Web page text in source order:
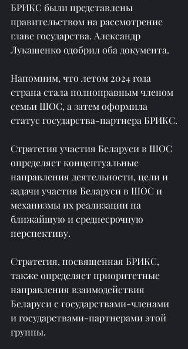
БРИКС были представлены
правительством на рассмотрение
главе государства. Александр
Лукашенко одобрил оба документа.
Напомним, что летом 2024 года
страна стала полноправным членом
семьи ШОС, а затем оформила
статус государства-партнера БРИКС.
Стратегия участия Беларуси в ШОС
определяет концептуальные
направления деятельности, цели и
задачи участия Беларуси в ШОС и
механизмы их реализации на
ближайшую и среднесрочную
перспективу.
Стратегия, посвященная БРИКС,
также определяет приоритетные
направления взаимодействия
Беларуси с государствами-членами
и государствами-партнерами этой
группы.